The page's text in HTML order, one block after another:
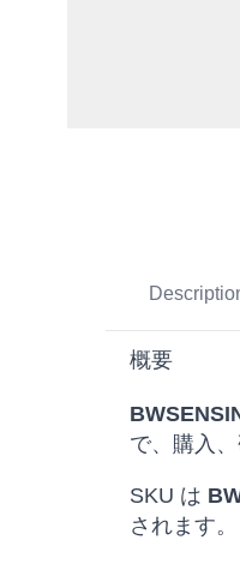
概要
で、購入
SKU は
されます。